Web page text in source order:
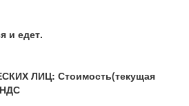
и едет.
ЛИЦ: Стоимость(текущая
НДС